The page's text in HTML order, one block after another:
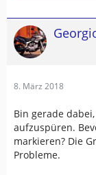
8. März 2018
Bin gerade
aufzuspüren.
markieren? Die
Probleme.